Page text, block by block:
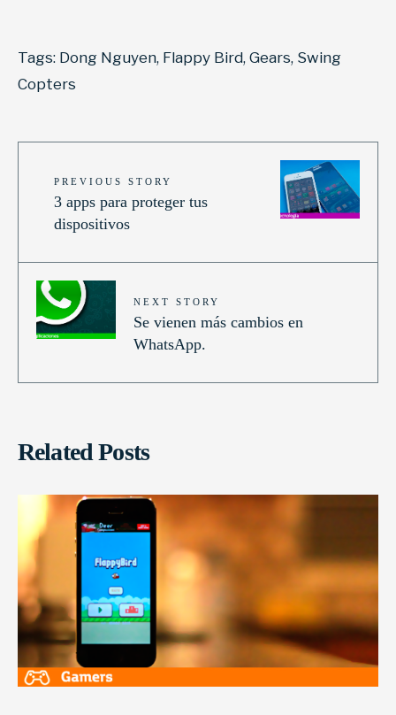
Tags: Dong Nguyen, Flappy Bird, Gears, Swing
Copters
PREVIOUS STORY
3 apps para proteger tus
dispositivos
NEXT STORY
Se vienen más cambios en
WhatsApp.
Related Posts